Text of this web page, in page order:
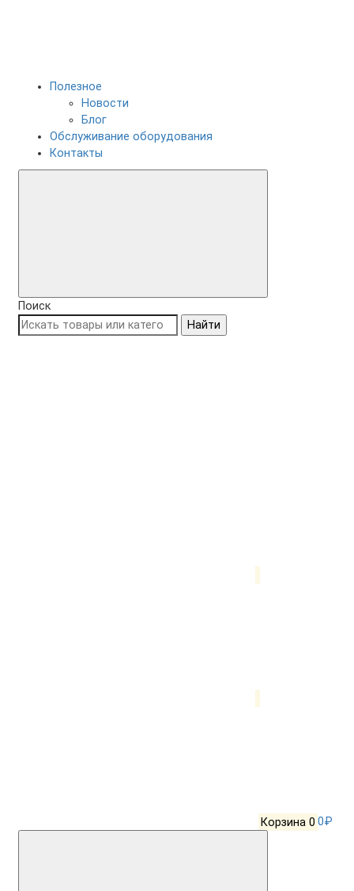
Полезное
Новости
Блог
Обслуживание оборудования
Контакты
Поиск
Найти
Корзина 0 0₽